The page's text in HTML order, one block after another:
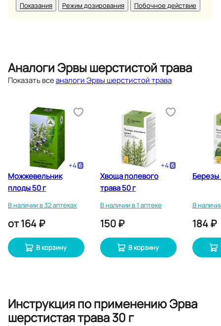
Показания
Режим дозирования Побочное действие
Аналоги Эрвы шерстистой трава
Показать всеаналоги Эрвы шерстистой трава
+4
Можжевельник
плоды 50 г
В наличии в 32 аптеках
от164 ₽
В корзину
+4
Хвоща полевого
трава 50 г
В наличии в 1 аптеке
150 ₽
В корзину
Березы
В
184 ₽
Инструкция по применению Эрва
шерстистая трава 30 г